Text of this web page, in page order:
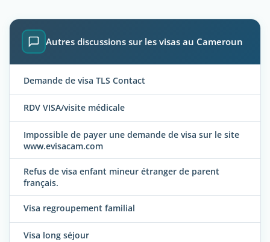
Autres discussions sur les visas au Cameroun
Demande de visa TLS Contact
RDV VISA/visite médicale
Impossible de payer une demande de visa sur le site
www.evisacam.com
Refus de visa enfant mineur étranger de parent
français.
Visa regroupement familial
Visa long séjour